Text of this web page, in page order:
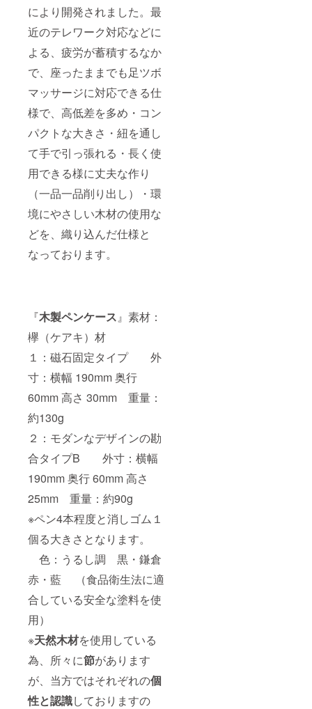
により開発されました。最
近のテレワーク対応などに
よる、疲労が蓄積するなか
で、座ったままでも足ツボ
マッサージに対応できる仕
様で、高低差を多め・コン
パクトな大きさ・紐を通し
て手で引っ張れる・長く使
用できる様に丈夫な作り
（一品一品削り出し）・環
境にやさしい木材の使用な
どを、織り込んだ仕様と
なっております。
『木製ペンケース』素材：
欅（ケアキ）材
１：磁石固定タイプ 外
寸：横幅 190mm 奥行
60mm 高さ 30mm 重量：
約130g
２：モダンなデザインの勘
合タイプB 外寸：横幅
190mm 奥行 60mm 高さ
25mm 重量：約90g
※ペン4本程度と消しゴム１
個る大きさとなります。
色：うるし調 黒・鎌倉
赤・藍 （食品衛生法に適
合している安全な塗料を使
用）
※天然木材を使用している
為、所々に節があります
が、当方ではそれぞれの個
性と認識しておりますの